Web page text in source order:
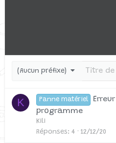
(Aucun préfixe)
K Panne matériel
programme
Kili
Réponses
4 12/12/20